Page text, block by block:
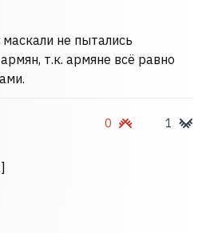
маскали не пытались
т.к. армяне всё равно
0 1